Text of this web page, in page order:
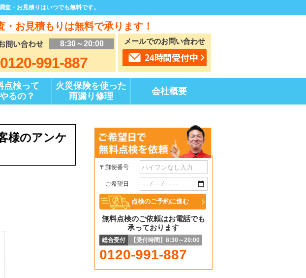
・お見積りはいつでも無料です。
・お見積もりは無料で承ります！
8:30～20:00
0120-991-887
メールでのお問い合わせ
点検って
るの？
火災保険を使った
雨漏り修理
会社概要
様のアンケ
〒郵便番号
ご希望日
無料点検のご依頼はお電話でも
承っております
総合受付 【受付時間】8:30～20:00
0120-991-887